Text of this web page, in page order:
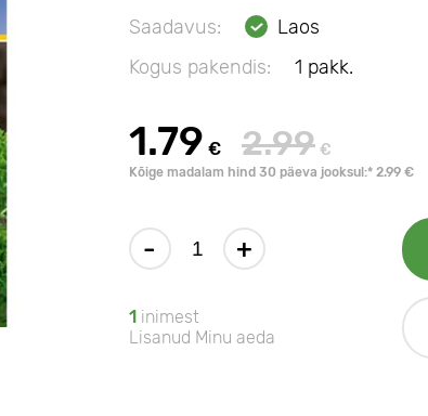
Saadavus:
Laos
Kogus pakendis:
1 pakk.
1.79 € 2.99 €
Kõige madalam hind 30 päeva jooksul:* 2.99 €
- +
1 inimest
Lisanud Minu aeda